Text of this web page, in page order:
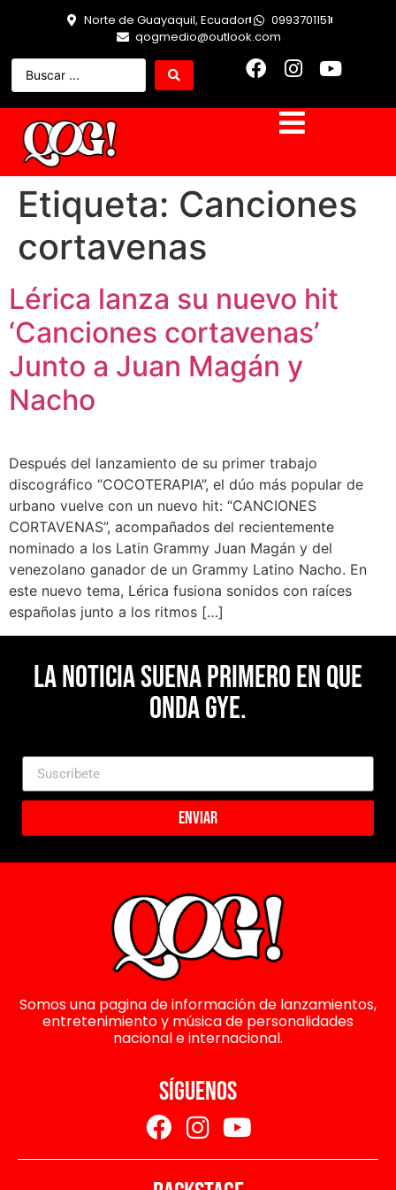
Norte de Guayaquil, Ecuador
0993701151
qogmedio@outlook.com
Etiqueta: Canciones
cortavenas
Lérica lanza su nuevo hit
‘Canciones cortavenas’
Junto a Juan Magán y
Nacho
Después del lanzamiento de su primer trabajo
discográfico “COCOTERAPIA”, el dúo más popular de
urbano vuelve con un nuevo hit: “CANCIONES
CORTAVENAS”, acompañados del recientemente
nominado a los Latin Grammy Juan Magán y del
venezolano ganador de un Grammy Latino Nacho. En
este nuevo tema, Lérica fusiona sonidos con raíces
españolas junto a los ritmos […]
La noticia suena primero en Que
Onda Gye.
Enviar
Somos una pagina de información de lanzamientos,
entretenimiento y música de personalidades
nacional e internacional.
SÍGUENOS